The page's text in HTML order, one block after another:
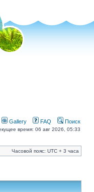
Gallery FAQ Поиск
время: 06 авг 2026, 05:33
Часовой пояс: UTC + 3 часа